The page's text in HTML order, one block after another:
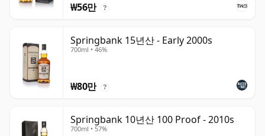
₩56만 ?
Springbank 15년산 - Early 2000s
700ml • 46%
₩80만 ?
Springbank 10년산 100 Proof - 2010s
700ml • 57%